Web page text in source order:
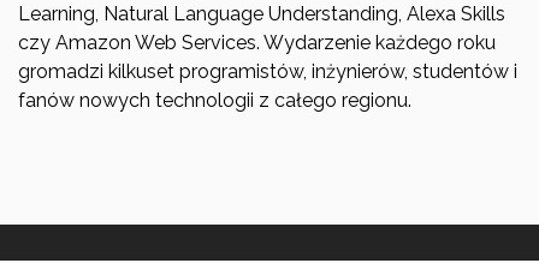
Learning, Natural Language Understanding, Alexa Skills
czy Amazon Web Services. Wydarzenie każdego roku
gromadzi kilkuset programistów, inżynierów, studentów i
fanów nowych technologii z całego regionu.